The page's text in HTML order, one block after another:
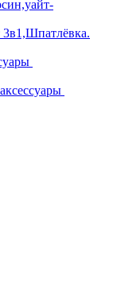
3в1,Шпатлёвка.